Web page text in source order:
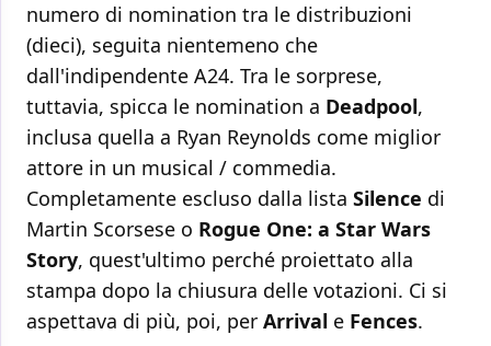
numero di nomination tra le distribuzioni
(dieci), seguita nientemeno che
dall'indipendente A24. Tra le sorprese,
tuttavia, spicca le nomination a Deadpool,
inclusa quella a Ryan Reynolds come miglior
attore in un musical / commedia.
Completamente escluso dalla lista Silence di
Martin Scorsese o Rogue One: a Star Wars
Story, quest'ultimo perché proiettato alla
stampa dopo la chiusura delle votazioni. Ci si
aspettava di più, poi, per Arrival e Fences.